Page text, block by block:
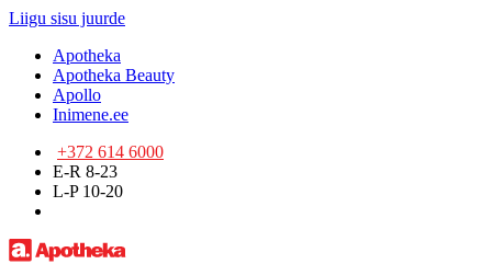
Liigu sisu juurde
Apotheka
Apotheka Beauty
Apollo
Inimene.ee
+372 614 6000
E-R 8-23
L-P 10-20